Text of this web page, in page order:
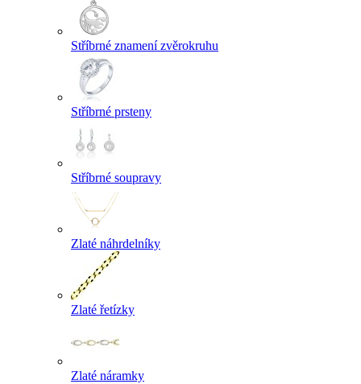
Stříbrné znamení zvěrokruhu
Stříbrné prsteny
Stříbrné soupravy
Zlaté náhrdelníky
Zlaté řetízky
Zlaté náramky